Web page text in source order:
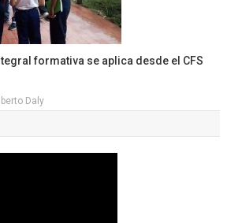
formativa se aplica desde el CFS
Daly